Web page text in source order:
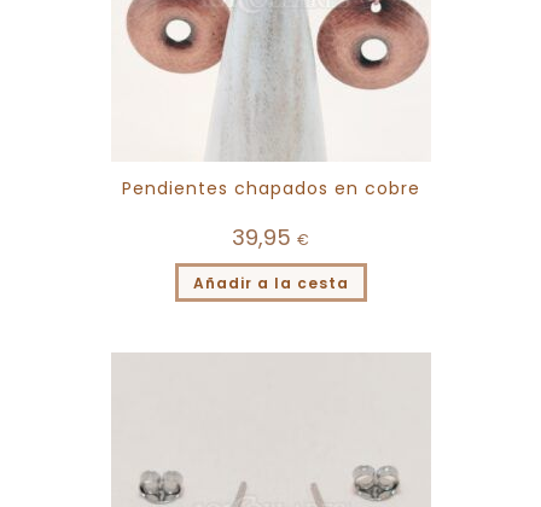
Pendientes chapados en cobre
39,95 €
Añadir a la cesta